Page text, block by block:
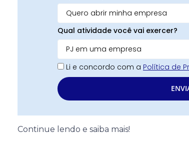
Qual atividade você vai exercer?
Li e concordo com a Política de
Continue lendo e saiba mais!